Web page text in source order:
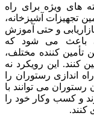
های ویژه برای راه
تجهیزات آشپزخانه،
و حتی آموزش
باعث می شود که
تأمین کننده مختلف،
کنند. این رویکرد نه
اندازی رستوران را
رستوران می توانند با
و کسب وکار خود را
کنند.